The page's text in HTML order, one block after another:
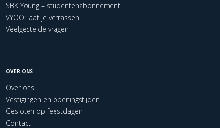
SBK Young – studentenabonnement
VYOO: laat je verrassen
Veelgestelde vragen
OVER ONS
Over ons
Vestigingen en openingstijden
Gesloten op feestdagen
Contact